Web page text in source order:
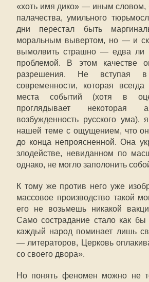
«хоть имя дико» — иным словом,
палачества, умильного
дни перестал быть
моральным вывертом, но — и
вымолвить страшно — едва ли
проблемой. В этом качестве
разрешения. Не вступая
современности, которая
места событий (хотя в
проглядывает некоторая
возбужденность русского ума),
нашей теме с ощущением, что
до конца непроясненной. Она
злодействе, невиданном по
однако, не могло заполонить
К тому же против него уже
массовое производство такой
его не возьмешь никакой
Само сострадание стало как бы
каждый народ поминает лишь
— литераторов, Церковь
со своего двора».
Но понять феномен можно не